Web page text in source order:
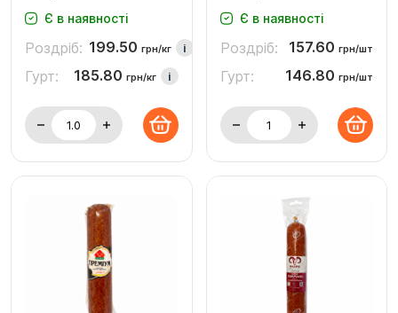
Є в наявності
Роздріб: 199.50 грн/кг i
Гурт: 185.80 грн/кг i
Є в наявності
Роздріб: 157.60 грн/шт
Гурт: 146.80 грн/шт